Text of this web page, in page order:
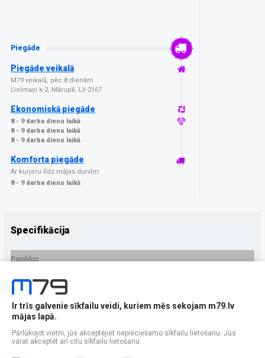
Piegāde
Piegāde veikalā
M79 veikalā, pēc 8 dienām
Lielmaņi k-2, Mārupē, LV-2167
Ekonomiskā piegāde
8 - 9 darba dienu laikā
8 - 9 darba dienu laikā
8 - 9 darba dienu laikā
Komforta piegāde
Ar kurjeru līdz mājas durvīm:
8 - 9 darba dienu laikā
Specifikācija
Papildus
Ražotājs
PRECES APRAKSTS
EAN - 5906146481480
Ir trīs galvenie sīkfailu veidi, kuriem mēs sekojam m79.lv
mājas lapā.
Pārlūkojot vietni, jūs akceptējiet nepieciešamo sīkfailu lietošanu. Jūs
varat akceptēt arī citu sīkfailu lietošanu.